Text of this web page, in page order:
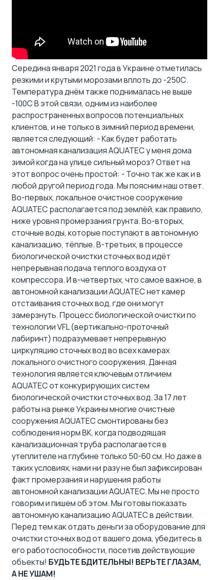
Середина января 2021 года в Украине отметилась
резкими и крутыми морозами вплоть до -250С.
Температура днём также поднималась не выше
-100С В этой связи, одним из наиболее
распространенных вопросов потенциальных
клиентов, и не только в зимний период времени,
является следующий: - Как будет работать
автономная канализация AQUATEC у меня дома
зимой когда на улице сильный мороз? Ответ на
этот вопрос очень простой: - Точно так же как и в
любой другой период года. Мы поясним наш ответ.
Во-первых, локальное очистное сооружение
AQUATEC располагается под землёй, как правило,
ниже уровня промерзания грунта. Во-вторых,
сточные воды, которые поступают в автономную
канализацию, тёплые. В-третьих, в процессе
биологической очистки сточных вод идёт
непрерывная подача теплого воздуха от
компрессора. И в-четвертых, что самое важное, в
автономной канализации AQUATECнет камер
отстаивания сточных вод, где они могут
замерзнуть. Процесс биологической очистки по
технологии VFL (вертикально-проточный
лабиринт) подразумевает непрерывную
циркуляцию сточных вод во всех камерах
локального очистного сооружения. Данная
технология является ключевым отличием
AQUATEC от конкурирующих систем
биологической очистки сточных вод. За 17 лет
работы на рынке Украины многие очистные
сооружения AQUATEC смонтированы без
соблюдения норм ВК, когда подводящая
канализационная труба располагается в
утеплителе на глубине только 50-60 см. Но даже в
таких условиях, нами ни разу не был зафиксирован
факт промерзания и нарушения работы
автономной канализации AQUATEC. Мы не просто
говорим и пишем об этом.Мы готовы показать
автономную канализацию AQUATEC в действии.
Перед тем как отдать деньги за оборудование для
очистки сточных вод от вашего дома, убедитесь в
его работоспособности, посетив действующие
объекты! БУДЬТЕ БДИТЕЛЬНЫ! ВЕРЬТЕ ГЛАЗАМ,
А НЕ УШАМ!